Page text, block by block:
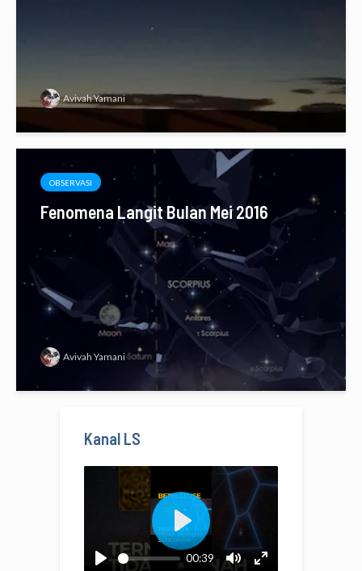
Avivah Yamani
OBSERVASI
Fenomena Langit Bulan Mei 2016
Avivah Yamani
Kanal LS